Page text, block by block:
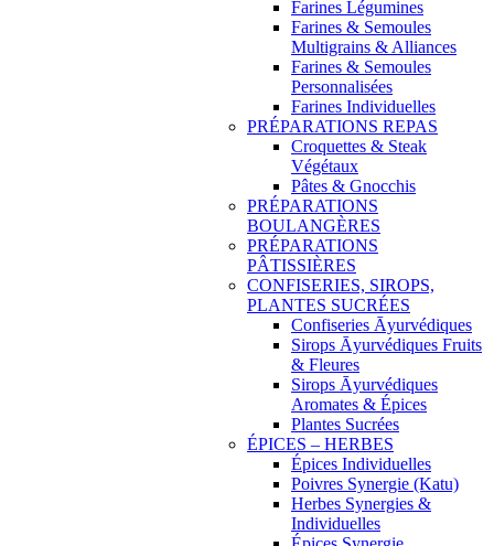
Farines Légumines
Farines & Semoules
Multigrains & Alliances
Farines & Semoules
Personnalisées
Farines Individuelles
PRÉPARATIONS REPAS
Croquettes & Steak
Végétaux
Pâtes & Gnocchis
PRÉPARATIONS
BOULANGÈRES
PRÉPARATIONS
PÂTISSIÈRES
CONFISERIES, SIROPS,
PLANTES SUCRÉES
Confiseries Āyurvédiques
Sirops Āyurvédiques Fruits
& Fleures
Sirops Āyurvédiques
Aromates & Épices
Plantes Sucrées
ÉPICES – HERBES
Épices Individuelles
Poivres Synergie (Katu)
Herbes Synergies &
Individuelles